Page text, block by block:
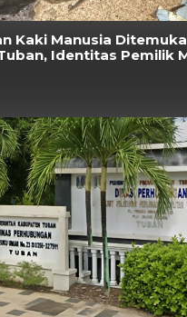
Kaki Manusia
Identitas Pemilik